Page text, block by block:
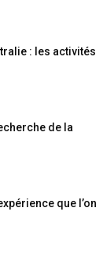
: les activités
de la
que l’on